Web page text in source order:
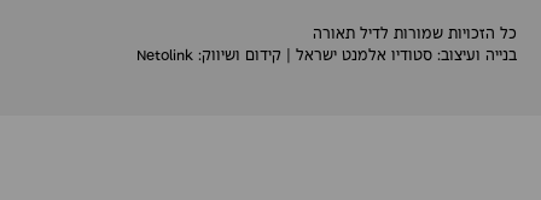
כל הזכויות שמורות לדיל תאורה
בנייה ועיצוב: סטודיו אלמנט ישראל | קידום ושיווק: Netolink